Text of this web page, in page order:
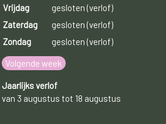
Vrijdag
gesloten (verlof)
Zaterdag
gesloten (verlof)
Zondag
gesloten (verlof)
Volgende week
Jaarlijks verlof
van 3 augustus tot 18 augustus